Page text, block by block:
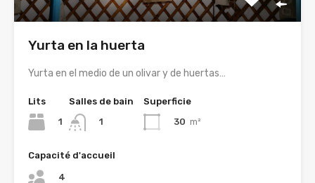
Yurta en la huerta
Yurta en el medio de un olivar y de huertas…
Lits
1
Salles de bain
1
Superficie
30 m²
Capacité d'accueil
4